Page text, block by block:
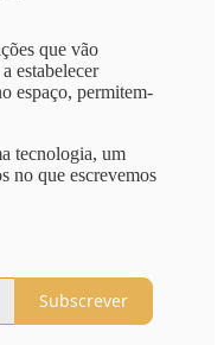
que vão
estabelecer
espaço, permitem-
tecnologia, um
no que escrevemos
Subscrever